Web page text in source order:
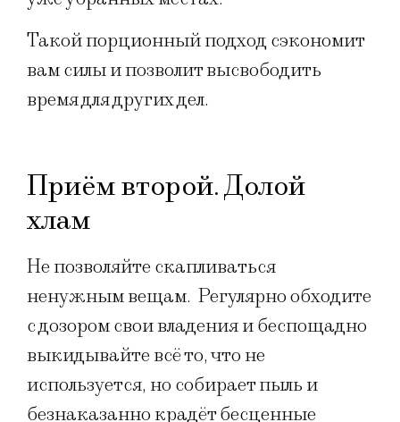
Такой порционный подход сэкономит
вам силы и позволит высвободить
время для других дел.
Приём второй. Долой
хлам
Не позволяйте скапливаться
ненужным вещам. Регулярно обходите
с дозором свои владения и беспощадно
выкидывайте всё то, что не
используется, но собирает пыль и
безнаказанно крадёт бесценные